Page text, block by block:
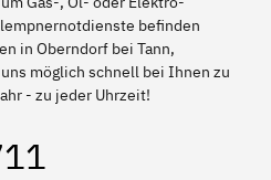
befinden
in Oberndorf bei Tann,
möglich schnell bei Ihnen zu
- zu jeder Uhrzeit!